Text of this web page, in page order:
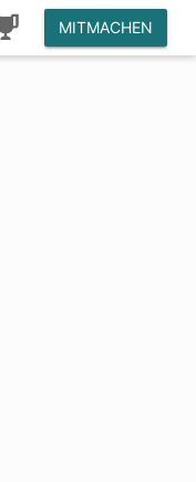
MITMACHEN